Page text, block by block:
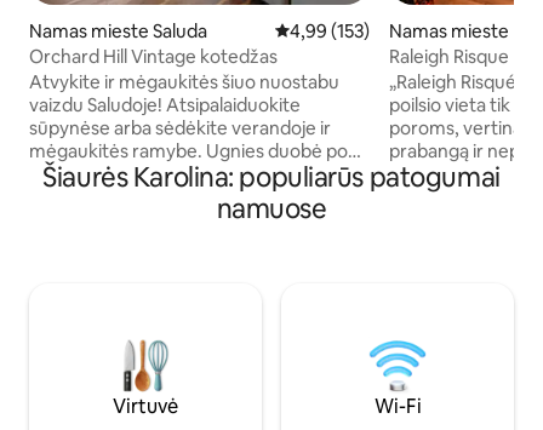
Namas mieste Saluda Vidutinis įvertinimas: 4,99 iš 5,
4,99 (153)
Orchard Hill Vintage kotedžas
Atvykite ir mėgaukitės šiuo nuostabu
vaizdu Saludoje! Atsipalaiduokite
sūpynėse arba sėdėkite verandoje ir
mėgaukitės ramybe. Ugnies duobė po
žvaigždėmis yra tokia Saludacrous! Mūsų
jaukus kotedžas yra vos už kelių žingsnių
nuo Judds Peak ir už 2 mylių nuo miesto
baidarėmis, plaukiojimas plaustais baltu
vandeniu, kopimas į uolas! Vos už kelių
minučių kelio yra Hendersonville, Flat
Rock ir Asheville miestai.
Namas mieste
Raleigh Risque
žaidimų kambarys
„Raleigh Risqué
poilsio vieta tik
poroms,
prabangą ir
Žinome, kad
apsistoti Rolyje,
pranoktų lūkesčius. Mūsų
žvaigždučių
Privati sūkurinė
centrinė vieta
Šiaurės Karolina: populiarūs patogumai
namuose
Virtuvė Wi-Fi